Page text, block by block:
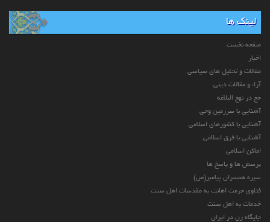
لینک ها
صفحه نخست
اخبار
مقالات و تحلیل های سیاسی
آراء و مقالات دینی
حج در نهج البلاغه
آشنایی با سرزمین وحی
آشنایی با کشورهای اسلامی
آشنایی با فرق اسلامی
اماکن اسلامی
پرسش ها و پاسخ ها
سیره همسران پیامبر(ص)
فتاوی حرمت اهانت به مقدسات اهل سنت
خدمات به اهل سنت
جایگاه زن در ایران